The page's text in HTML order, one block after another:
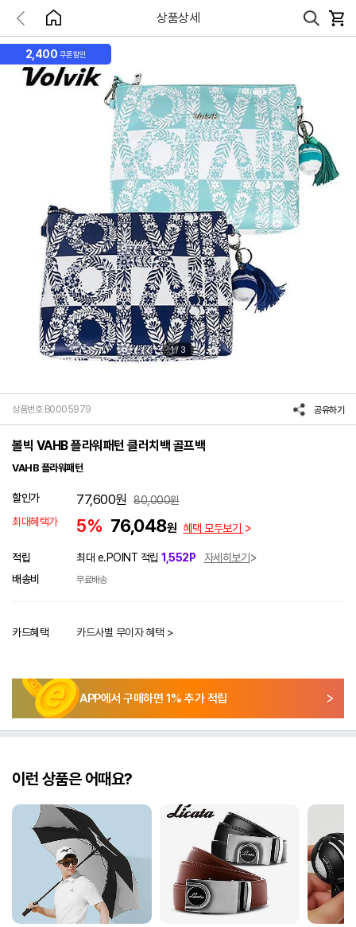
상품상세
2,400 쿠폰할인
1/ 3
상품번호 B0005979 공유하기
볼빅 VAHB 플라워패턴 클러치백 골프백
VAHB 플라워패턴
할인가 77,600원 80,000원
최대혜택가
5% 76,048원 혜택 모두보기
적립 최대 e.POINT 적립 1,552P
자세히보기
배송비
무료배송
카드혜택 카드사별 무이자 혜택 >
APP에서 구매하면 1% 추가 적립
이런 상품은 어때요?